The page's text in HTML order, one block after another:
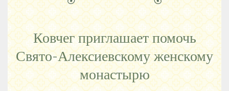
Ковчег приглашает помочь
Свято-Алексиевскому женскому
монастырю